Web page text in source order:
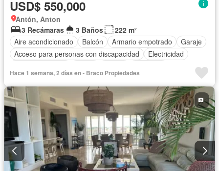
USD$ 550,000
Antón, Anton
3 Recámaras
3 Baños
222 m²
Aire acondicionado
Balcón Armario empotrado
Garaje
Acceso para personas con discapacidad
Electricidad
Cocina integral
Internet Ascensor
Vista panorámica
Seguridad Cuarto de servicio
Piscina
Cancha de tenis
Agua
Hace 1 semana, 2 días en - Braco Propiedades